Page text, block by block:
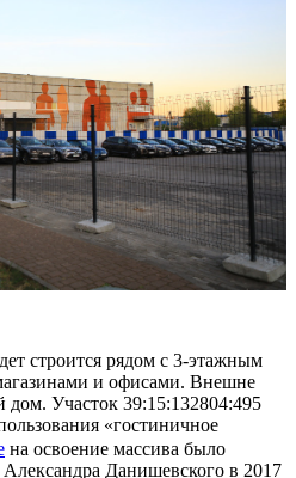
строится рядом с 3-этажным
и офисами. Внешне
дом. Участок 39:15:132804:495
«гостиничное
на освоение массива было
Данишевского в 2017